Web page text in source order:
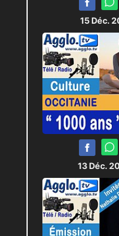
15 Déc.
13 Déc.